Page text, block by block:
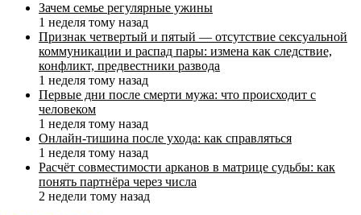
Зачем семье регулярные ужины
1 неделя тому назад
Признак четвертый и пятый — отсутствие сексуальной
коммуникации и распад пары: измена как следствие,
конфликт, предвестники развода
1 неделя тому назад
Первые дни после смерти мужа: что происходит с
человеком
1 неделя тому назад
Онлайн-тишина после ухода: как справляться
1 неделя тому назад
Расчёт совместимости арканов в матрице судьбы: как
понять партнёра через числа
2 недели тому назад